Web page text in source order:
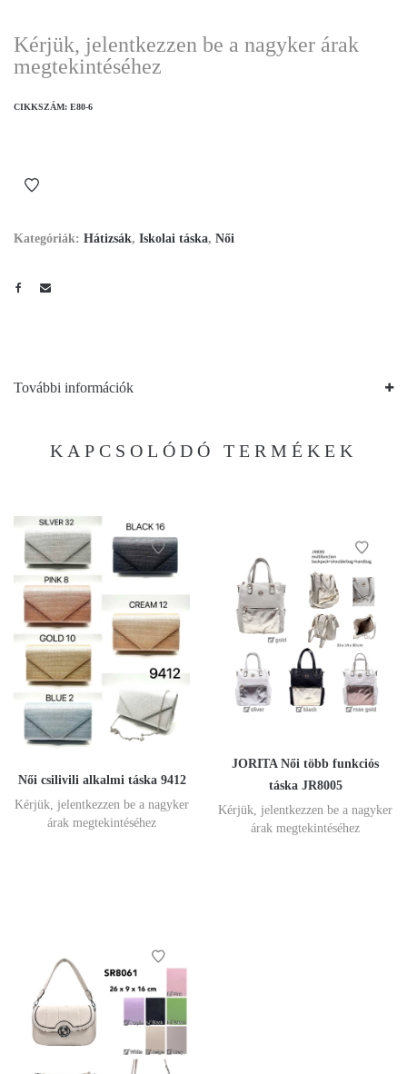
Kérjük, jelentkezzen be a nagyker árak
megtekintéséhez
CIKKSZÁM: E80-6
Kategóriák: Hátizsák, Iskolai táska, Női
További információk
KAPCSOLÓDÓ TERMÉKEK
Női csilivili alkalmi táska 9412
Kérjük, jelentkezzen be a nagyker
árak megtekintéséhez
JORITA Női több funkciós
táska JR8005
Kérjük, jelentkezzen be a nagyker
árak megtekintéséhez